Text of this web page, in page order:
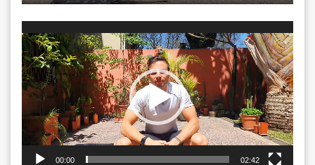
Player
00:00 02:42